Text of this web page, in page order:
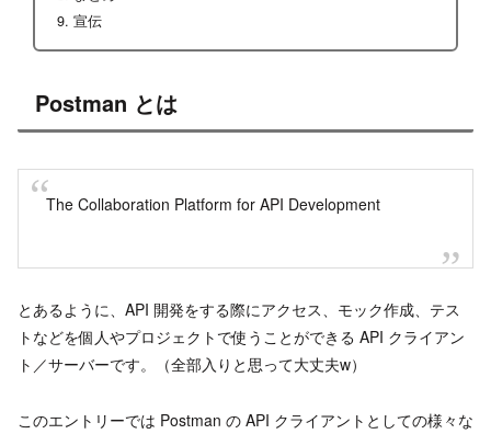
宣伝
Postman とは
The Collaboration Platform for API Development
とあるように、API 開発をする際にアクセス、モック作成、テス
トなどを個人やプロジェクトで使うことができる API クライアン
ト／サーバーです。（全部入りと思って大丈夫w）
このエントリーでは Postman の API クライアントとしての様々な